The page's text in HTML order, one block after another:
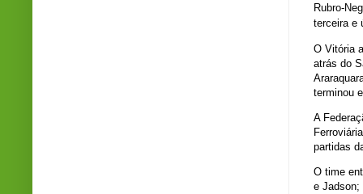
Rubro-
terceira e
O Vitória
atrás do
terminou
A
partidas
O time
e Jadson;